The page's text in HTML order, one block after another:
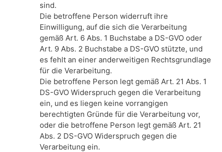
sind.
Die betroffene Person widerruft ihre
Einwilligung, auf die sich die Verarbeitung
gemäß Art. 6 Abs. 1 Buchstabe a DS-GVO oder
Art. 9 Abs. 2 Buchstabe a DS-GVO stützte, und
es fehlt an einer anderweitigen Rechtsgrundlage
für die Verarbeitung.
Die betroffene Person legt gemäß Art. 21 Abs. 1
DS-GVO Widerspruch gegen die Verarbeitung
ein, und es liegen keine vorrangigen
berechtigten Gründe für die Verarbeitung vor,
oder die betroffene Person legt gemäß Art. 21
Abs. 2 DS-GVO Widerspruch gegen die
Verarbeitung ein.